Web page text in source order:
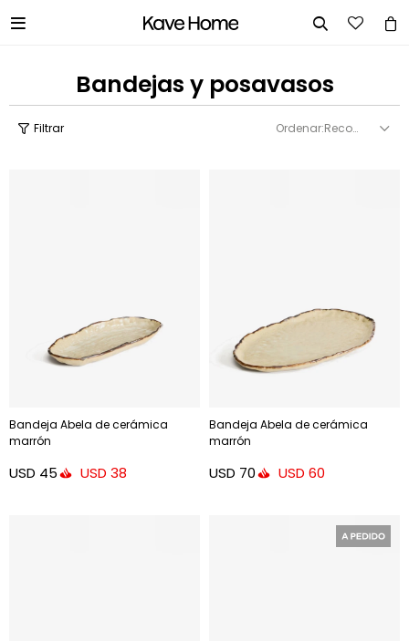
 
Bandejas y posavasos
Recomendados
Bandeja Abela de cerámica
marrón
USD 45 USD 38
Bandeja Abela de cerámica
marrón
USD 70 USD 60